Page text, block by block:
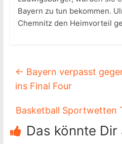
Bayern zu tun bekommen.
Chemnitz den Heimvorteil
← Bayern verpasst
ins Final Four
Basketball Sportwetten
Das könnte